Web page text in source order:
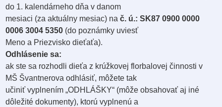
do 1. kalendárneho dňa v danom
mesiaci (za aktuálny mesiac) nač. ú.: SK87 0900 0000
0006 3004 5350 (do poznámky uviesť
Meno a Priezvisko dieťaťa).
Odhlásenie sa:
ak ste sa rozhodli dieťa z krúžkovej florbalovej činnosti v
MŠ Švantnerova odhlásiť, môžete tak
učiniť vyplnením „ODHLÁŠKY“ (môže obsahovať aj iné
dôležité dokumenty), ktorú vyplnenú a